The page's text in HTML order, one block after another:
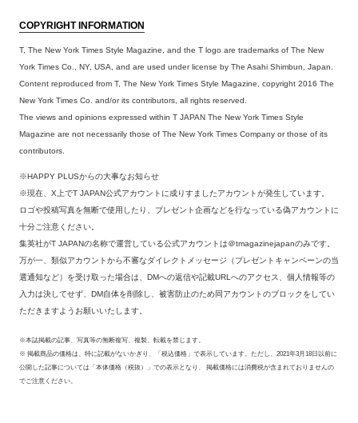
COPYRIGHT INFORMATION
T, The New York Times Style Magazine, and the T logo are trademarks of The New
York Times Co., NY, USA, and are used under license by The Asahi Shimbun, Japan.
Content reproduced from T, The New York Times Style Magazine, copyright 2016 The
New York Times Co. and/or its contributors, all rights reserved.
The views and opinions expressed within T JAPAN The New York Times Style
Magazine are not necessarily those of The New York Times Company or those of its
contributors.
※HAPPY PLUSからの大事なお知らせ
※現在、X上でT JAPAN公式アカウントに成りすましたアカウントが発生しています。
ロゴや投稿写真を無断で使用したり、プレゼント企画などを行なっている偽アカウントに
十分ご注意ください。
集英社がT JAPANの名称で運営している公式アカウントは＠tmagazinejapanのみです。
万が一、類似アカウントから不審なダイレクトメッセージ（プレゼントキャンペーンの当
選通知など）を受け取った場合は、DMへの返信や記載URLへのアクセス、個人情報等の
入力は決してせず、DM自体を削除し、被害防止のため同アカウントのブロックをしてい
ただきますようお願いいたします。
※本誌掲載の記事、写真等の無断複写、複製、転載を禁じます。
※ 掲載商品の価格は、特に記載がないかぎり、「税込価格」で表示しています。ただし、2021年3月18日以前に
公開した記事については「本体価格（税抜）」での表示となり、 掲載価格には消費税が含まれておりませんの
でご注意ください。